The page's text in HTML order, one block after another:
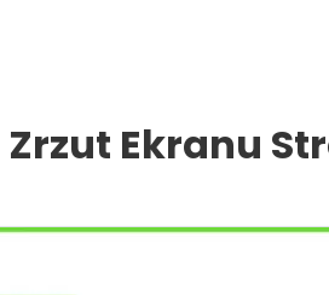
Zrzut Ekranu